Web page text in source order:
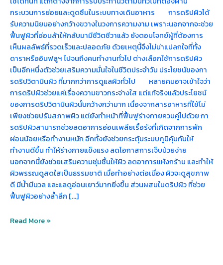
กระบวนการย่อยและดูดซึมในระบบทางเดินอาหาร การดริปผิวได้
รับความนิยมอย่างกว้างขวางในวงการความงาม เพราะนอกจากจะช่วย
ฟื้นฟูผิวที่อ่อนล้าให้กลับมามีชีวิตชีวาแล้ว ยังตอบโจทย์ผู้ที่ต้องการ
เห็นผลลัพธ์ที่รวดเร็วและปลอดภัย ด้วยเหตุนี้จึงไม่น่าแปลกใจที่ทั้ง
ดาราหรืออินฟลูฯ ไปจนถึงคนทำงานทั่วไป ต่างเลือกใช้การดริปผิว
เป็นอีกหนึ่งตัวช่วยเสริมความมั่นใจในชีวิตประจำวัน ประโยชน์ของกา
รดริปวิตามินผิว ที่มากกว่าการดูแลผิวทั่วไป หลายคนอาจเข้าใจว่า
การดริปผิวช่วยแค่เรื่องความขาวกระจ่างใส แต่แท้จริงแล้วประโยชน์
ของการดริปวิตามินผิวนั้นกว้างกว่ามาก เนื่องจากสารอาหารที่ใช้ไม่
เพียงช่วยปรับสภาพผิว แต่ยังทำหน้าที่ฟื้นฟูร่างกายควบคู่ไปด้วย กา
รดริปผิวสามารถช่วยลดอาการอ่อนเพลียเรื้อรังที่เกิดจากการพัก
ผ่อนน้อยหรือทำงานหนัก อีกทั้งยังช่วยกระตุ้นระบบภูมิคุ้มกันให้
ทำงานดีขึ้น ทำให้ร่างกายแข็งแรง ลดโอกาสการเจ็บป่วยง่าย
นอกจากนี้ยังช่วยเสริมความชุ่มชื้นให้ผิว ลดอาการแห้งกร้าน และทำให้
ผิวพรรณดูสดใสเป็นธรรมชาติ เมื่อทำอย่างต่อเนื่อง ผิวจะดูสุขภาพ
ดี มีน้ำมีนวล และแลดูอ่อนเยาว์มากยิ่งขึ้น ส่วนผสมในดริปผิว ที่ช่วย
ฟื้นฟูผิวอย่างล้ำลึก […]
Read More »